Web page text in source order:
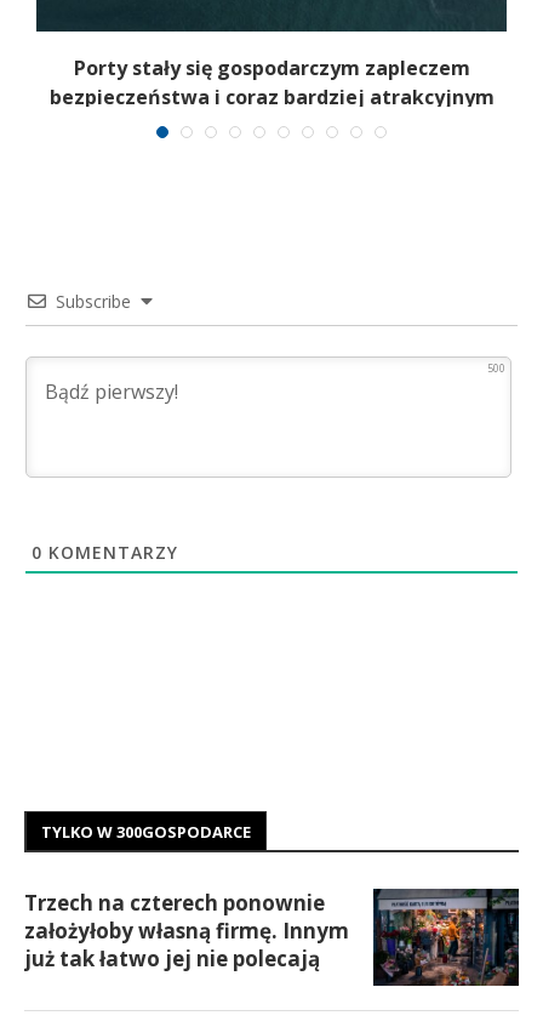
Porty stały się gospodarczym zapleczem
bezpieczeństwa i coraz bardziej atrakcyjnym
celem
Subscribe
500
0 KOMENTARZY
TYLKO W 300GOSPODARCE
Trzech na czterech ponownie
założyłoby własną firmę. Innym
już tak łatwo jej nie polecają